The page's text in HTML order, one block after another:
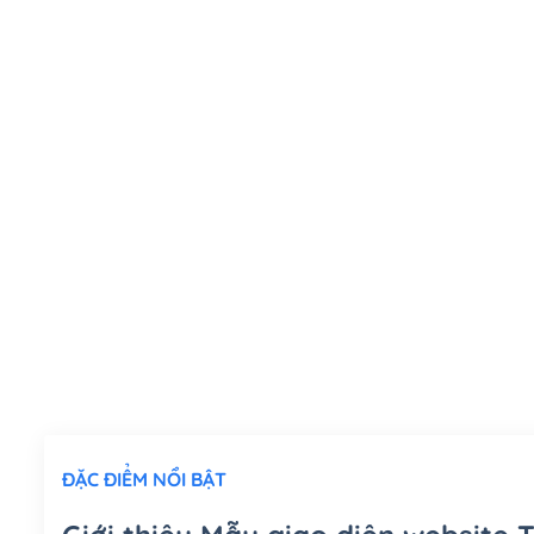
ĐẶC ĐIỂM NỔI BẬT